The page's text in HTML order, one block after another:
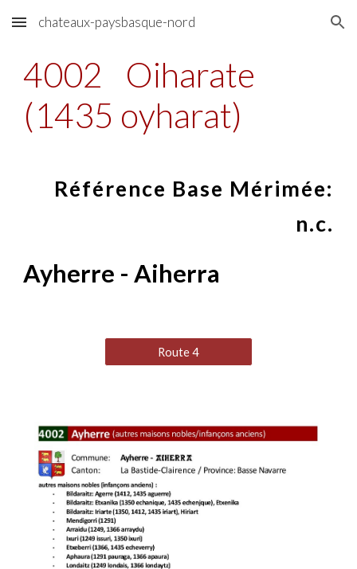
Skip to main content Skip to navigation
chateaux-paysbasque-nord
4002
Oiharate
(1435 oyharat)
Référence Base Mérimée:
n.c.
Ayherre - Aiherra
Route 4